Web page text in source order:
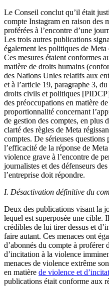
Le Conseil conclut qu’il était
compte Instagram en raison des
proférées à l’encontre d’une
Les trois autres publications
également les politiques de
Ces mesures étaient conformes
matière de droits humains
des Nations Unies relatifs aux
et à l’article 19, paragraphe 3,
droits civils et politiques
des préoccupations en matière
proportionnalité concernant
de gestion des comptes, en plus
clarté des règles de Meta
comptes. De sérieuses questions
l’efficacité de la réponse de
violence grave à l’encontre de
journalistes et des défenseurs
l’entreprise doit répondre.
I. Désactivation définitive du
Deux des publications visant la
lequel est superposée une cible.
crédibles de lui tirer dessus et
faire autant. Ces menaces ont
d’abonnés du compte à proférer
d’incitation à la violence
menaces de violence extrême
en matière de violence et
publications était conforme aux